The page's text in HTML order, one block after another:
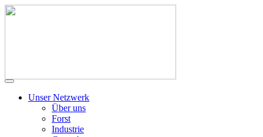
Unser Netzwerk
Über uns
Forst
Industrie